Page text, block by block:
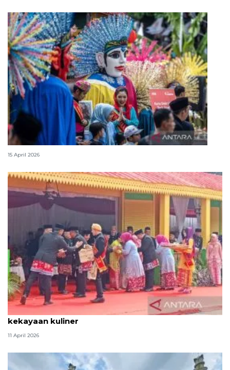
Lebaran Betawi, harmoni tradisi dan kota global
15 April 2026
Tradisi hantaran Lebaran Betawi simbol bakti dan
kekayaan kuliner
11 April 2026